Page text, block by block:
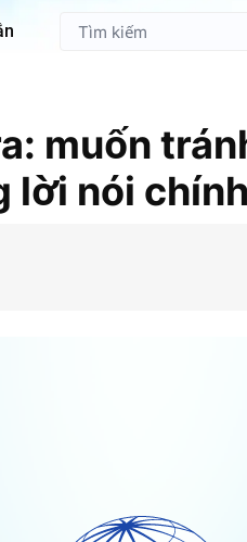
muốn
lời nói